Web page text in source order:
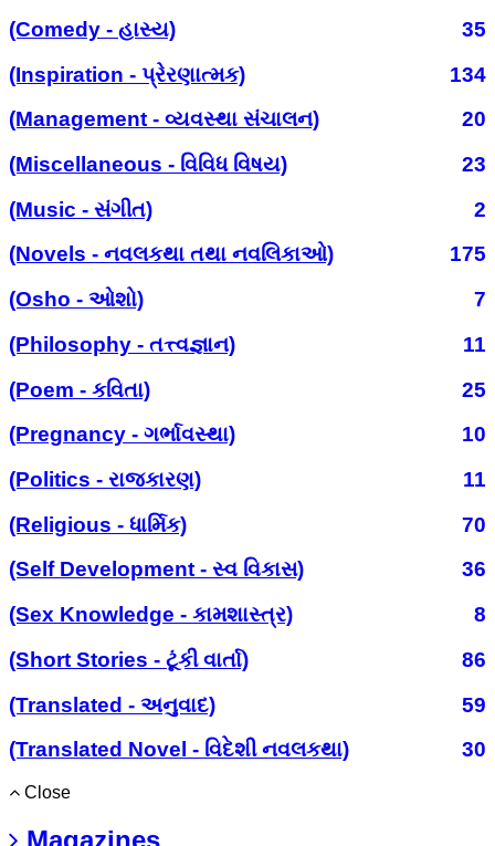
(Comedy - હાસ્ય)
35
(Inspiration - પ્રેરણાત્મક)
134
(Management - વ્યવસ્થા સંચાલન)
20
(Miscellaneous - વિવિધ વિષય)
23
(Music - સંગીત)
2
(Novels - નવલકથા તથા નવલિકાઓ)
175
(Osho - ઓશો)
7
(Philosophy - તત્ત્વજ્ઞાન)
11
(Poem - કવિતા)
25
(Pregnancy - ગર્ભાવસ્થા)
10
(Politics - રાજકારણ)
11
(Religious - ધાર્મિક)
70
(Self Development - સ્વ વિકાસ)
36
(Sex Knowledge - કામશાસ્ત્ર)
8
(Short Stories - ટૂંકી વાર્તા)
86
(Translated - અનુવાદ)
59
(Translated Novel - વિદેશી નવલકથા)
30
Close
Magazines